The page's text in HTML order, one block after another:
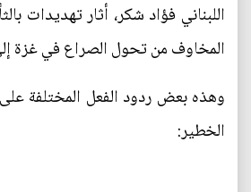
اللبناني فؤاد شكر، أثار تهديدات
المخاوف من تحول الصراع في غزة
وهذه بعض ردود الفعل المختلفة
الخطير: